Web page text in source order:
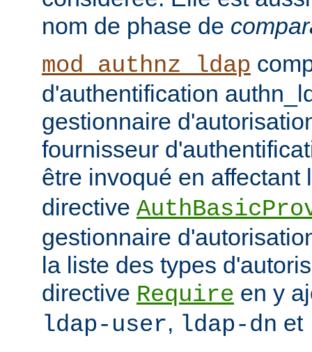
nom de phase de
mod_authnz_ldap
d'authentification
gestionnaire
fournisseur
être invoqué en
directive
gestionnaire
la liste des types
directive Require en y
ldap-user, ldap-dn et